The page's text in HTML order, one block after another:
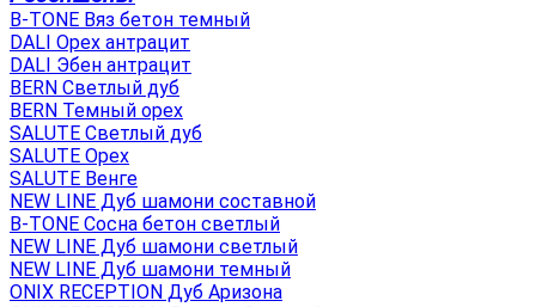
B-TONE Вяз бетон темный
DALI Орех антрацит
DALI Эбен антрацит
BERN Светлый дуб
BERN Темный орех
SALUTE Светлый дуб
SALUTE Орех
SALUTE Венге
NEW LINE Дуб шамони составной
B-TONE Сосна бетон светлый
NEW LINE Дуб шамони светлый
NEW LINE Дуб шамони темный
ONIX RECEPTION Дуб Аризона